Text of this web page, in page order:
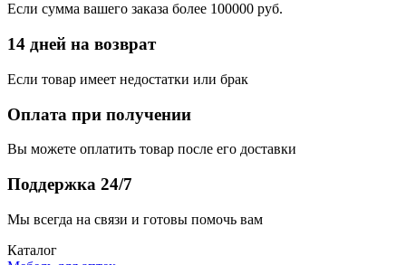
Если сумма вашего заказа более 100000 руб.
14 дней на возврат
Если товар имеет недостатки или брак
Оплата при получении
Вы можете оплатить товар после его доставки
Поддержка 24/7
Мы всегда на связи и готовы помочь вам
Каталог